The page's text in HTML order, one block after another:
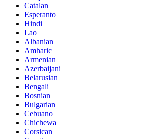
Catalan
Esperanto
Hindi
Lao
Albanian
Amharic
Armenian
Azerbaijani
Belarusian
Bengali
Bosnian
Bulgarian
Cebuano
Chichewa
Corsican